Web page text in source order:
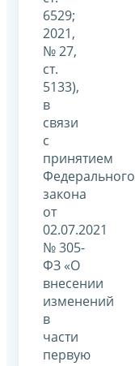
6529;
2021,
№ 27,
ст.
5133),
в
связи
с
принятием
Федерального
закона
от
02.07.2021
№ 305-
ФЗ «О
внесении
изменений
в
части
первую